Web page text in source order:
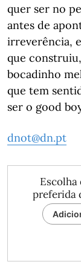
quer ser no
antes de
irreverência,
que
bocadinho
que tem
ser o good
dnot@dn.pt
preferida